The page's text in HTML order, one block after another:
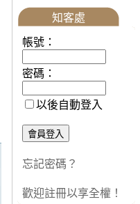
知客處
帳號：
密碼：
以後自動登入
忘記密碼？
歡迎註冊以享全權！